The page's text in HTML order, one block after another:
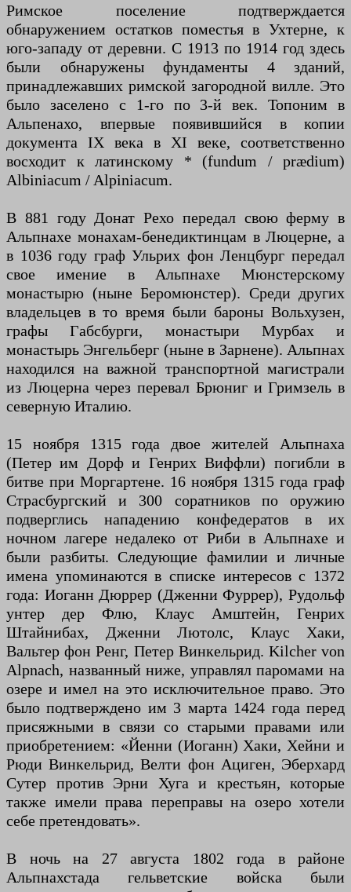
Римское поселение подтверждается
обнаружением остатков поместья в Ухтерне, к
юго-западу от деревни. С 1913 по 1914 год здесь
были обнаружены фундаменты 4 зданий,
принадлежавших римской загородной вилле. Это
было заселено с 1-го по 3-й век. Топоним в
Альпенахо, впервые появившийся в копии
документа IX века в XI веке, соответственно
восходит к латинскому * (fundum / prædium)
Albiniacum / Alpiniacum.
В 881 году Донат Рехо передал свою ферму в
Альпнахе монахам-бенедиктинцам в Люцерне, а
в 1036 году граф Ульрих фон Ленцбург передал
свое имение в Альпнахе Мюнстерскому
монастырю (ныне Беромюнстер). Среди других
владельцев в то время были бароны Вольхузен,
графы Габсбурги, монастыри Мурбах и
монастырь Энгельберг (ныне в Зарнене). Альпнах
находился на важной транспортной магистрали
из Люцерна через перевал Брюниг и Гримзель в
северную Италию.
15 ноября 1315 года двое жителей Альпнаха
(Петер им Дорф и Генрих Виффли) погибли в
битве при Моргартене. 16 ноября 1315 года граф
Страсбургский и 300 соратников по оружию
подверглись нападению конфедератов в их
ночном лагере недалеко от Риби в Альпнахе и
были разбиты. Следующие фамилии и личные
имена упоминаются в списке интересов с 1372
года: Иоганн Дюррер (Дженни Фуррер), Рудольф
унтер дер Флю, Клаус Амштейн, Генрих
Штайнибах, Дженни Лютолс, Клаус Хаки,
Вальтер фон Ренг, Петер Винкельрид. Kilcher von
Alpnach, названный ниже, управлял паромами на
озере и имел на это исключительное право. Это
было подтверждено им 3 марта 1424 года перед
присяжными в связи со старыми правами или
приобретением: «Йенни (Иоганн) Хаки, Хейни и
Рюди Винкельрид, Велти фон Ациген, Эберхард
Сутер против Эрни Хуга и крестьян, которые
также имели права переправы на озеро хотели
себе претендовать».
В ночь на 27 августа 1802 года в районе
Альпнахстада гельветские войска были